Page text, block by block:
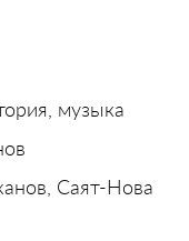
музыка
Саят-Нова